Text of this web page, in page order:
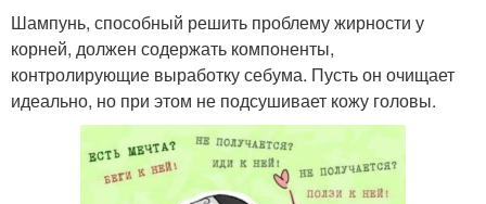
Шампунь, способный решить проблему жирности у
корней, должен содержать компоненты,
контролирующие выработку себума. Пусть он очищает
идеально, но при этом не подсушивает кожу головы.